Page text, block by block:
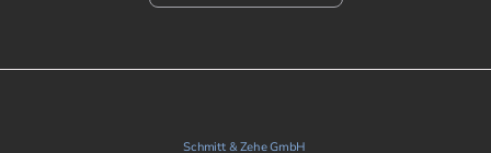
Schmitt & Zehe GmbH